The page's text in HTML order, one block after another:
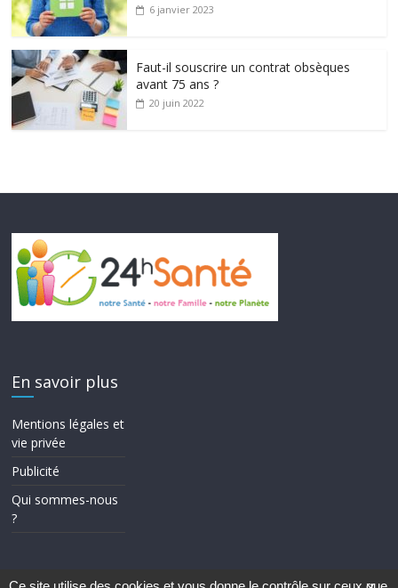
6 janvier 2023
Faut-il souscrire un contrat obsèques
avant 75 ans ?
20 juin 2022
En savoir plus
Mentions légales et
vie privée
Publicité
Qui sommes-nous
?